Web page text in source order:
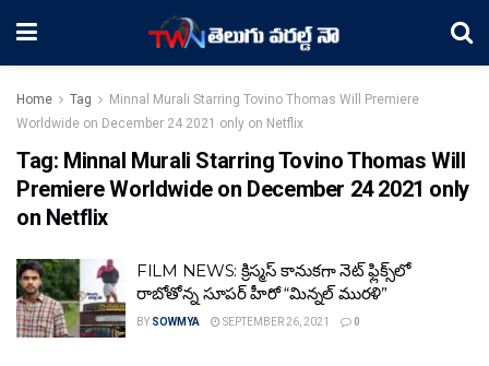
Home Tag
Minnal Murali Starring Tovino Thomas Will Premiere
Worldwide on December 24 2021 only on Netflix
Tag: Minnal Murali Starring Tovino Thomas Will
Premiere Worldwide on December 24 2021 only
on Netflix
FILM NEWS: క్రిస్మస్ కానుకగా నెట్ ఫ్లిక్స్‌లో
రాబోతోన్న సూపర్ హీరో “మిన్నల్ మురళి”
BY SOWMYA SEPTEMBER 26, 2021 0